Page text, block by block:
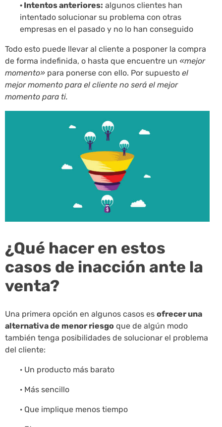
· Intentos anteriores: algunos clientes han
intentado solucionar su problema con otras
empresas en el pasado y no lo han conseguido
Todo esto puede llevar al cliente a posponer la compra
de forma indefinida, o hasta que encuentre un «mejor
momento» para ponerse con ello. Por supuesto el
mejor momento para el cliente no será el mejor
momento para ti.
¿Qué hacer en estos
casos de inacción ante la
venta?
Una primera opción en algunos casos es ofrecer una
alternativa de menor riesgo que de algún modo
también tenga posibilidades de solucionar el problema
del cliente:
· Un producto más barato
· Más sencillo
· Que implique menos tiempo